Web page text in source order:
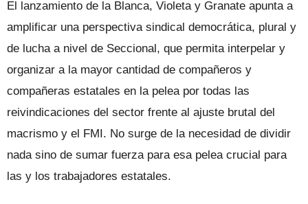
El lanzamiento de la Blanca, Violeta y Granate apunta a
amplificar una perspectiva sindical democrática, plural y
de lucha a nivel de Seccional, que permita interpelar y
organizar a la mayor cantidad de compañeros y
compañeras estatales en la pelea por todas las
reivindicaciones del sector frente al ajuste brutal del
macrismo y el FMI. No surge de la necesidad de dividir
nada sino de sumar fuerza para esa pelea crucial para
las y los trabajadores estatales.